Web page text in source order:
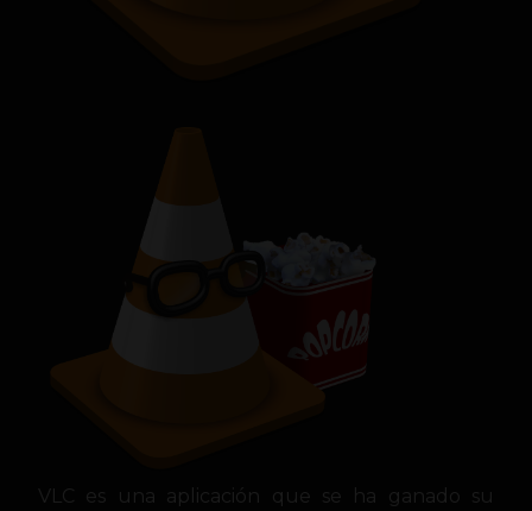
VLC es una aplicación que se ha ganado su